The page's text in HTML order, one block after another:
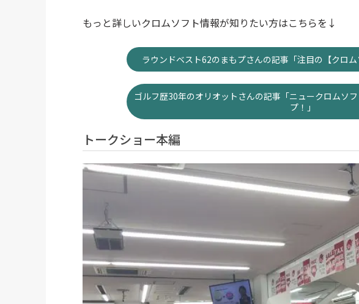
もっと詳しいクロムソフト情報が知りたい方はこちらを↓
ラウンドベスト62のまもプさんの記事「注目の【クロム
ゴルフ歴30年のオリオットさんの記事「ニュークロムソ
プ！」
トークショー本編